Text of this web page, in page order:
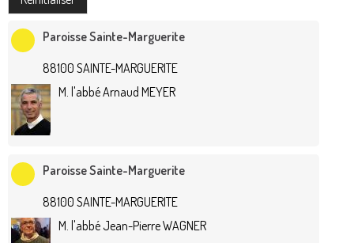
Paroisse Sainte-Marguerite
88100 SAINTE-MARGUERITE
M. l'abbé Arnaud MEYER
Paroisse Sainte-Marguerite
88100 SAINTE-MARGUERITE
M. l'abbé Jean-Pierre WAGNER